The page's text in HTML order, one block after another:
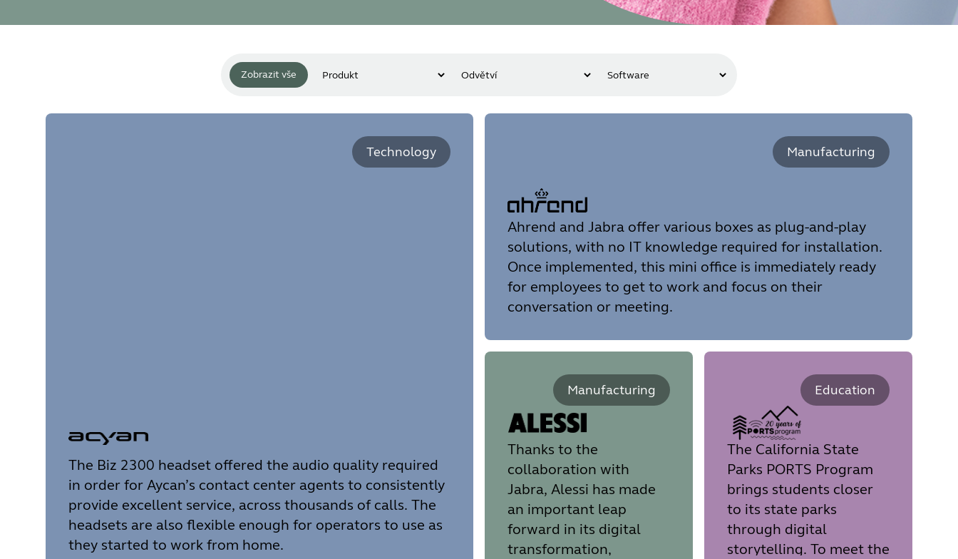
Zobrazit vše
Technology
The Biz 2300 headset offered the audio quality required
in order for Aycan’s contact center agents to consistently
provide excellent service, across thousands of calls. The
headsets are also flexible enough for operators to use as
they started to work from home.
Manufacturing
Ahrend and Jabra offer various boxes as plug-and-play
solutions, with no IT knowledge required for installation.
Once implemented, this mini office is immediately ready
for employees to get to work and focus on their
conversation or meeting.
Manufacturing
Thanks to the
collaboration with
Jabra, Alessi has made
an important leap
forward in its digital
transformation,
Education
The California State
Parks PORTS Program
brings students closer
to its state parks
through digital
storytelling. To meet the